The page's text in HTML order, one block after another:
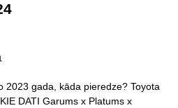
2023 gada, kāda pieredze? Toyota
DATI Garums x Platums x